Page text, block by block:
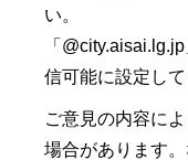
い。
「
信可能に設定して
ご意見の内容に
場合があります